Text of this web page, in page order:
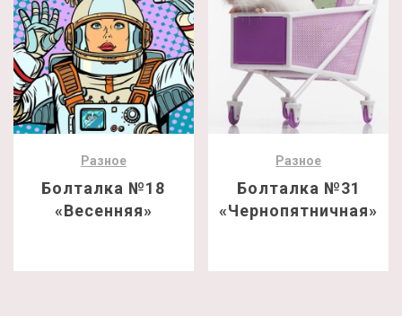
Разное
Болталка №18
«Весенняя»
Разное
Болталка №31
«Чернопятничная»